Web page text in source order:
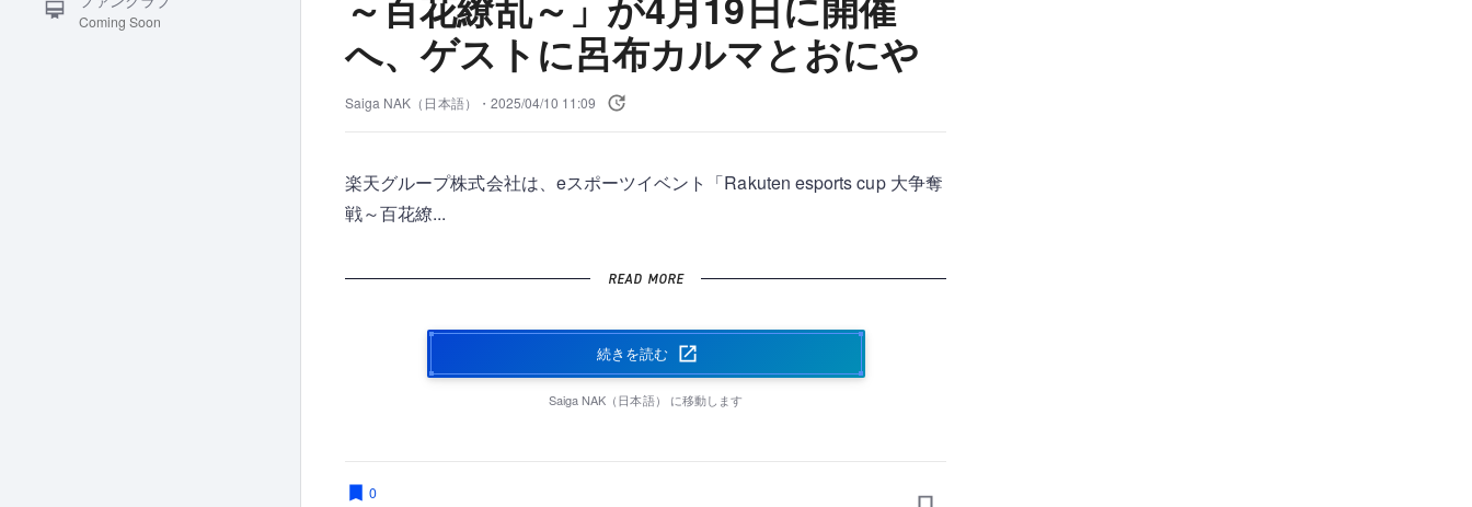
Coming Soon
へ、ゲストに呂布カルマとおにや
Saiga NAK（日本語）・ 2025/04/10 11:09
楽天グループ株式会社は、eスポーツイベント「Rakuten esports cup 大争奪
戦～百花繚...
READ MORE
続きを読む
Saiga NAK（日本語） に移動します
0